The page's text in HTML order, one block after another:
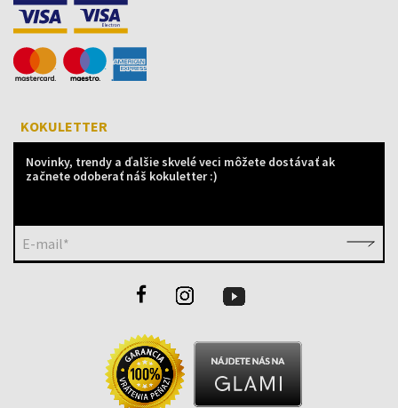
KOKULETTER
Novinky, trendy a ďalšie skvelé veci môžete dostávať ak
začnete odoberať náš kokuletter :)
E-mail*